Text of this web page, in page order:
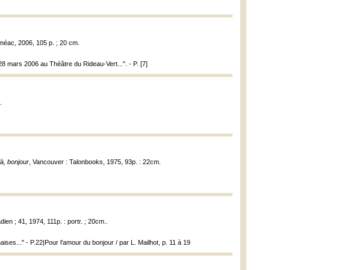
2006, 105 p. ; 20 cm.
mars 2006 au Théâtre du Rideau-Vert...". - P. [7]
bonjour , Vancouver : Talonbooks, 1975, 93p. : 22cm.
; 41, 1974, 111p. : portr. ; 20cm..
- P.22|Pour l'amour du bonjour / par L. Mailhot, p. 11 à 19